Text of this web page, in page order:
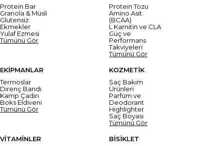
Protein Bar
Granola & Müsli
Glutensiz
Ekmekler
Yulaf Ezmesi
Tümünü Gör
Protein Tozu
Amino Asit
(BCAA)
L Karnitin ve CLA
Güç ve
Performans
Takviyeleri
Tümünü Gör
EKİPMANLAR
Termoslar
Direnç Bandı
Kamp Çadırı
Boks Eldiveni
Tümünü Gör
KOZMETİK
Saç Bakım
Ürünleri
Parfüm ve
Deodorant
Highlighter
Saç Boyası
Tümünü Gör
VİTAMİNLER
BİSİKLET